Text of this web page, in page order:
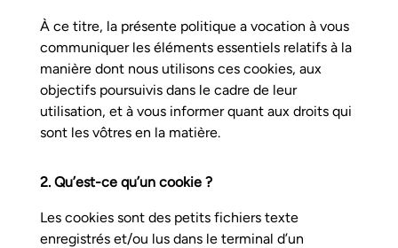
À ce titre, la présente politique a vocation à vous
communiquer les éléments essentiels relatifs à la
manière dont nous utilisons ces cookies, aux
objectifs poursuivis dans le cadre de leur
utilisation, et à vous informer quant aux droits qui
sont les vôtres en la matière.
2. Qu’est-ce qu’un cookie ?
Les cookies sont des petits fichiers texte
enregistrés et/ou lus dans le terminal d’un